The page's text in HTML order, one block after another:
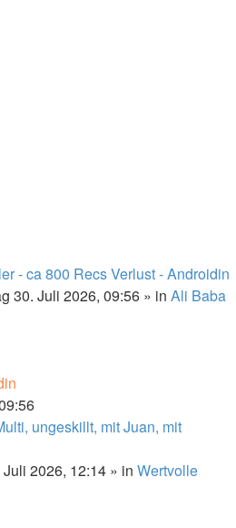
- ca 800 Recs Verlust - Androidin
30. Juli 2026, 09:56 » in Ali Baba
ungeskillt, mit Juan, mit
2026, 12:14 » in Wertvolle